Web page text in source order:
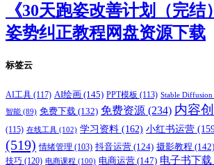
《30天跑姿改善计划（完
姿势纠正教程网盘资源下载
标签云
AI工具 (117) AI绘画 (145) PPT模板 (113) Stable Diffusion
智能 (89) 免费下载 (132) 免费资源 (234) 内容
(115) 在线工具 (102) 学习资料 (162) 小红书运营
(519) 情绪管理 (103) 抖音运营 (124) 摄影教程 (142)
技巧 (120) 电商课程 (100) 电商运营 (147) 电子书下载